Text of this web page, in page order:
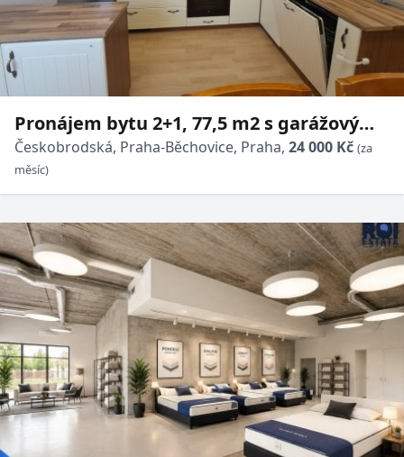
Pronájem bytu 2+1, 77,5 m2 s garážovým
stáním
Českobrodská, Praha-Běchovice, Praha, 24 000 Kč (za
měsíc)